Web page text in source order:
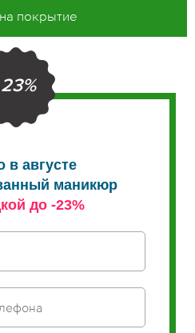
покрытие
в августе
маникюр
до -23%